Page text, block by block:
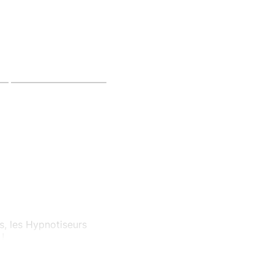
les Hypnotiseurs